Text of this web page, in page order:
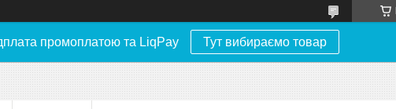
промоплатою та LiqPay Тут вибираємо товар